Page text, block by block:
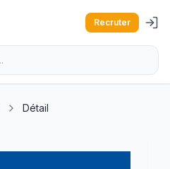
Recruter
Détail